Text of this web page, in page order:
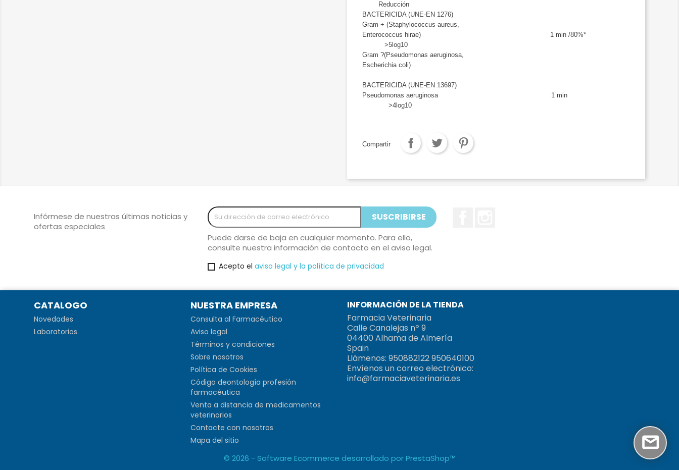
Reducción
BACTERICIDA (UNE-EN 1276)
Gram + (Staphylococcus aureus,
Enterococcus hirae) 1 min /80%*
>5log10
Gram ?(Pseudomonas aeruginosa,
Escherichia coli)
BACTERICIDA (UNE-EN 13697)
Pseudomonas aeruginosa 1 min
>4log10
Compartir
Infórmese de nuestras últimas noticias y
ofertas especiales
Puede darse de baja en cualquier momento. Para ello,
consulte nuestra información de contacto en el aviso legal.
Acepto elaviso legal y la política de privacidad
CATALOGO
Novedades
Laboratorios
NUESTRA EMPRESA
Consulta al Farmacéutico
Aviso legal
Términos y condiciones
Sobre nosotros
Política de Cookies
Código deontología profesión
farmacéutica
Venta a distancia de medicamentos
veterinarios
Contacte con nosotros
Mapa del sitio
INFORMACIÓN DE LA TIENDA
Farmacia Veterinaria
Calle Canalejas nº 9
04400 Alhama de Almería
Spain
Llámenos: 950882122 950640100
Envíenos un correo electrónico:
info@farmaciaveterinaria.es
© 2026 - Software Ecommerce desarrollado por PrestaShop™